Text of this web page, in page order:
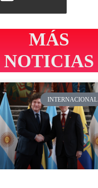
MÁS
NOTICIAS
INTERNACIONAL